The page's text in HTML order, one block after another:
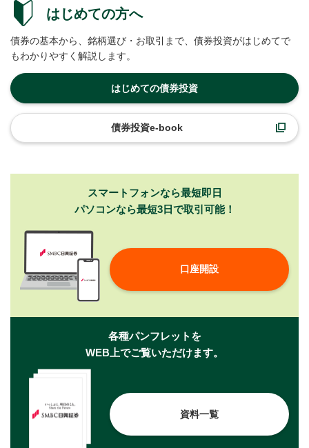
はじめての方へ
債券の基本から、銘柄選び・お取引まで、債券投資がはじめてで
もわかりやすく解説します。
はじめての債券投資
債券投資e-book
スマートフォンなら最短即日
パソコンなら最短3日で取引可能！
口座開設
各種パンフレットを
WEB上でご覧いただけます。
資料一覧